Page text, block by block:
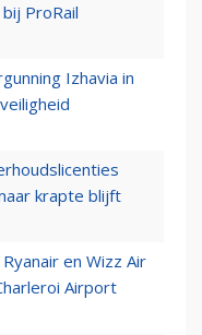
ProRail
Izhavia in
krapte blijft
en Wizz Air
Airport